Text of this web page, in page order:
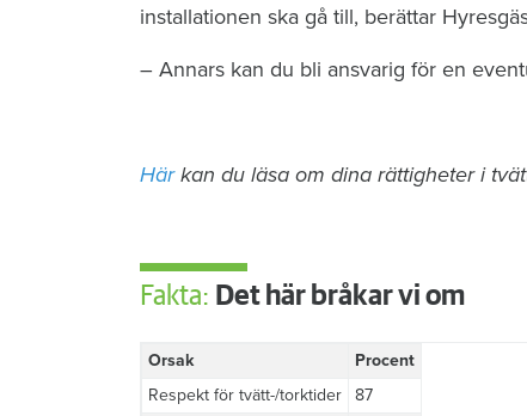
installationen ska gå till, berättar
– Annars kan du bli ansvarig för en
Härkan du läsa om dina rättigheter i
Fakta: Det här bråkar vi om
Orsak
Procent
Respekt för tvätt-/torktider
87